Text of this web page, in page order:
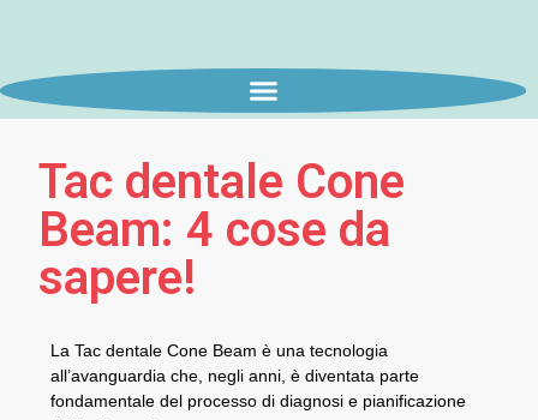
Tac dentale Cone
Beam: 4 cose da
sapere!
La Tac dentale Cone Beam è una tecnologia
all’avanguardia che, negli anni, è diventata parte
fondamentale del processo di diagnosi e pianificazione